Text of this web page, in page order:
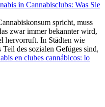
in Cannabisclubs: Was Sie
spricht, muss
zwar immer bekannter wird,
hervorruft. In Städten wie
des sozialen Gefüges sind,
en clubes cannábicos: lo